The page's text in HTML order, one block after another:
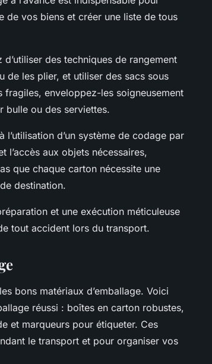
de vos biens et créer une liste de tous
des techniques de rangement
de les plier, et utiliser des sacs sous
enveloppez-les soigneusement
bulle ou des serviettes.
d’un système de codage par
l’accès aux objets nécessaires,
que chaque carton nécessite une
destination.
et une exécution méticuleuse
tout accident lors du transport.
bons matériaux d’emballage. Voici
réussi : boîtes en carton robustes,
et marqueurs pour étiqueter. Ces
le transport et pour organiser vos